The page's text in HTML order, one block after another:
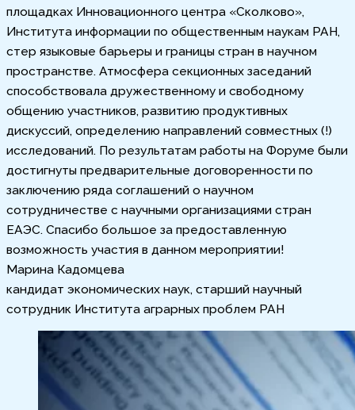
площадках Инновационного центра «Сколково»,
Института информации по общественным наукам РАН,
стер языковые барьеры и границы стран в научном
пространстве. Атмосфера секционных заседаний
способствовала дружественному и свободному
общению участников, развитию продуктивных
дискуссий, определению направлений совместных (!)
исследований. По результатам работы на Форуме были
достигнуты предварительные договоренности по
заключению ряда соглашений о научном
сотрудничестве с научными организациями стран
ЕАЭС. Спасибо большое за предоставленную
возможность участия в данном мероприятии!
Марина Кадомцева
кандидат экономических наук, старший научный
сотрудник Института аграрных проблем РАН